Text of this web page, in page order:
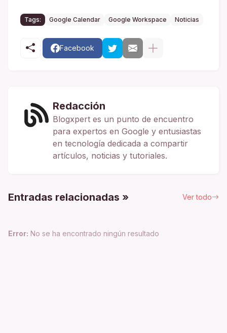
Tags: Google Calendar Google Workspace Noticias
Facebook
Redacción
Blogxpert es un punto de encuentro
para expertos en Google y entusiastas
en tecnología dedicada a compartir
artículos, noticias y tutoriales.
Entradas relacionadas » Ver todo
Error: No se ha encontrado ningún resultado